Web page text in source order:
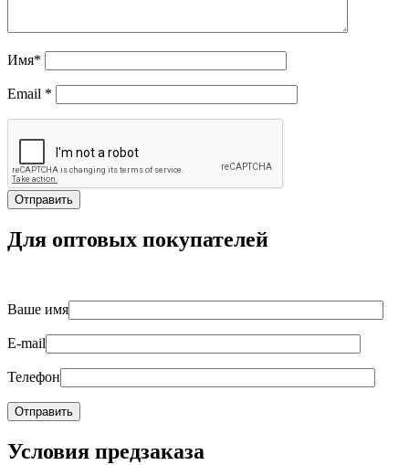
Имя*
Email *
Для оптовых покупателей
Ваше имя
E-mail
Телефон
Условия предзаказа